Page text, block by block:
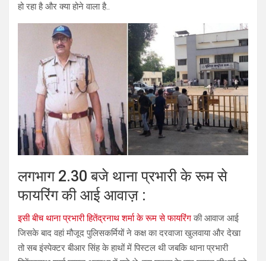
हो रहा है और क्या होने वाला है..
लगभाग 2.30 बजे थाना प्रभारी के रूम से
फायरिंग की आई आवाज़ :
इसी बीच थाना प्रभारी हितेंद्रनाथ शर्मा के रूम से फायरिंगकी आवाज आई
जिसके बाद वहां मौजूद पुलिसकर्मियों ने कक्ष का दरवाजा खुलवाया और देखा
तो सब इंस्पेक्टर बीआर सिंह के हाथों में पिस्टल थी जबकि थाना प्रभारी